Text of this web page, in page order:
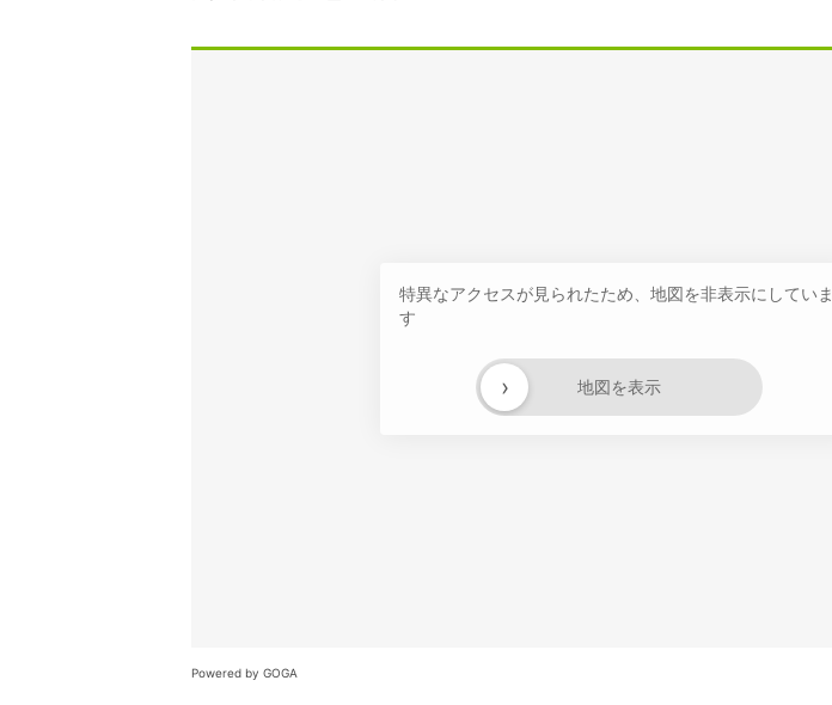
特異なアクセスが見られたため、地図を非表示にしていま
す
地図を表示
›
Powered by GOGA